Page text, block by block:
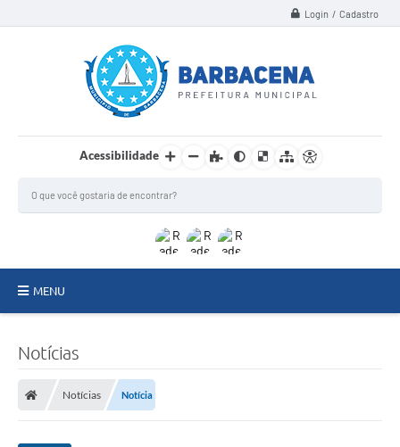
Login / Cadastro
Acessibilidade
MENU
Meio Ambiente
Notícias
Notícias Notícia